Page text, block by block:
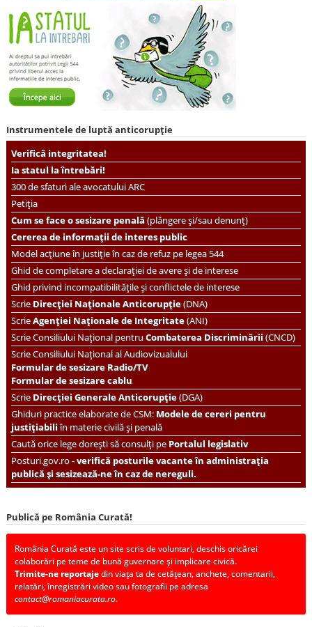
Instrumentele de luptă anticorupție
Verifică integritatea!
Ia statul la întrebări!
300 de sfaturi ale avocatului ARC
Petiția
Cum se face o sesizare penală(plângere și/sau denunț)
Cererea de informații de interes public
Model acțiune în justiție în caz de refuz pe legea 544
Ghid de completare a declarației de avere și de interese
Ghid privind incompatibilitățile și conflictele de interese
ScrieDirecției Naționale Anticorupție(DNA)
ScrieAgenției Naționale de Integritate(ANI)
ScrieConsiliului Național pentruCombaterea Discriminării(CNCD)
Scrie Consiliului Național al Audiovizualului
Formular de sesizare Radio/TV
Formular de sesizare cablu
ScrieDirecției Generale Anticorupție(DGA)
Ghiduri practice elaborate de CSM: Modele de cereri pentru
justițiabiliîn materie civilă și penală
Caută orice lege dorești să consulți pePortalul legislativ
Posturi.gov.ro -verifică posturile vacante în administrația
publică și sesizează-ne în caz de nereguli.
Publică pe România Curată!
România Curată este un site scris de voluntari, deschis oricărei
colaborări pe teme de bună guvernare și implicare civică.
Trimite-ne reportajedin viața ta de cetățean, anchete, comentarii,
relatări, înregistrări video sau fotografii pe adresa
contact@romaniacurata.ro.